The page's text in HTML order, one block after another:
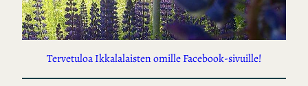
Tervetuloa Ikkalalaisten omille Facebook-sivuille!